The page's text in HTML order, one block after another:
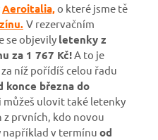
Aeroitalia,o které jsme tě
V rezervačním
se objevily letenky z
za 1 767 Kč!A to je
níž pořídíš celou řadu
konce března do
můžeš ulovit také letenky
z prvních, kdo novou
například v termínu od